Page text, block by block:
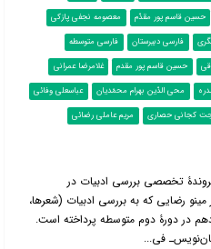
حسین قاسم پور مقدّم
معصومه نجفی پازکی
فارسی دبیرستان
فارسی متوسطه
حسین قاسم پور مقدم
غلامرضا عمرانی
محی الدّین بهرام محمّدیان
عباسعلی وفائی
کجانی حصاری
مریم عاملی رضائی
تخصصی بررسی ادبیات در
رضایی که به بررسی ادبیات (شعرها،
در دورۀ دوم متوسطه پرداخته است.
فی...